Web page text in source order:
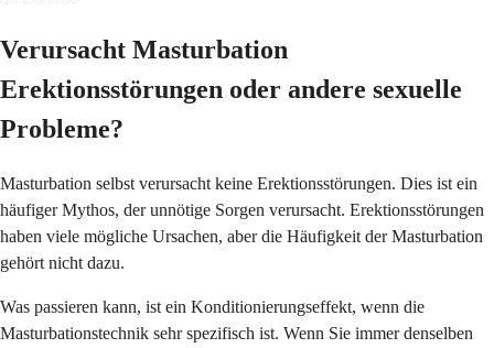
Verursacht Masturbation
Erektionsstörungen oder andere sexuelle
Probleme?
Masturbation selbst verursacht keine Erektionsstörungen. Dies ist ein
häufiger Mythos, der unnötige Sorgen verursacht. Erektionsstörungen
haben viele mögliche Ursachen, aber die Häufigkeit der Masturbation
gehört nicht dazu.
Was passieren kann, ist ein Konditionierungseffekt, wenn die
Masturbationstechnik sehr spezifisch ist. Wenn Sie immer denselben